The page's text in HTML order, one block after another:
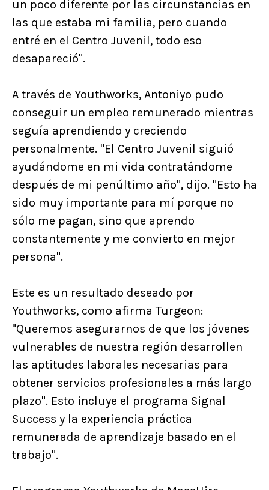
un poco diferente por las circunstancias en
las que estaba mi familia, pero cuando
entré en el Centro Juvenil, todo eso
desapareció".
A través de Youthworks, Antoniyo pudo
conseguir un empleo remunerado mientras
seguía aprendiendo y creciendo
personalmente. "El Centro Juvenil siguió
ayudándome en mi vida contratándome
después de mi penúltimo año", dijo. "Esto ha
sido muy importante para mí porque no
sólo me pagan, sino que aprendo
constantemente y me convierto en mejor
persona".
Este es un resultado deseado por
Youthworks, como afirma Turgeon:
"Queremos asegurarnos de que los jóvenes
vulnerables de nuestra región desarrollen
las aptitudes laborales necesarias para
obtener servicios profesionales a más largo
plazo". Esto incluye el programa Signal
Success y la experiencia práctica
remunerada de aprendizaje basado en el
trabajo".